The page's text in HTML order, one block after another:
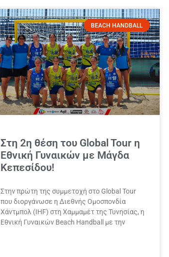
BEACH HANDBALL
Στη 2η θέση του Global Tour η
Εθνική Γυναικών με Μάγδα
Κεπεσίδου!
Στην πρώτη της συμμετοχή στο Global Tour
που διοργάνωσε η Διεθνής Ομοσπονδία
Χάντμπολ (IHF) στη Χαμμαμέτ της Τυνησίας, η
Εθνική Γυναικών Beach Handball με την